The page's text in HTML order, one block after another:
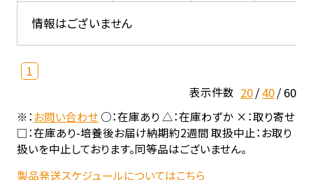
情報はございません
1
表示件数 20 40 60
※：お問い合わせ○：在庫あり △：在庫わずか ×：取り寄せ
□：在庫あり-培養後お届け納期約2週間 取扱中止：お取り
扱いを中止しております。同等品はございません。
製品発送スケジュールについてはこちら